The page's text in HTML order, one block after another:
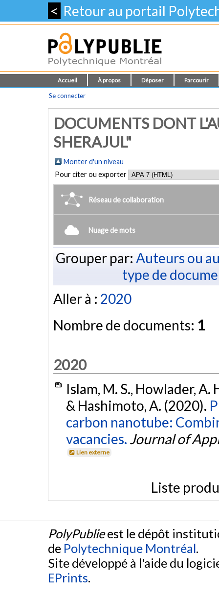
< Retour au portail
Accueil À propos Déposer Parcourir
Se connecter
DOCUMENTS DONT
SHERAJUL"
Monter d'un niveau
Pour citer ou exporter
Réseau de collaboration
Nuage de mots
Grouper par: Auteurs ou
type de
Aller à : 2020
Nombre de documents: 1
2020
Islam, M. S., Howlader, A.
& Hashimoto, A. (2020).
carbon nanotube:
vacancies. Journal of
Lien externe
Liste
PolyPublieest le dépôt
de Polytechnique Montréal.
Site développé à l'aide du
EPrints.